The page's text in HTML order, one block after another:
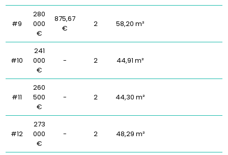
#9
280
000
€
875,67
€
2 58,20 m²
#10
241
000
€
- 2 44,91 m²
#11
260
500
€
- 2 44,30 m²
#12
273
000
€
- 2 48,29 m²